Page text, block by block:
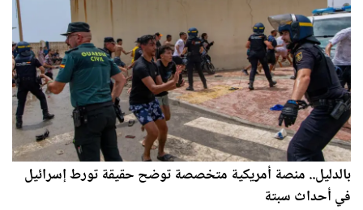
بالدليل.. منصة أمريكية متخصصة توضح حقيقة تورط إسرائيل
في أحداث سبتة